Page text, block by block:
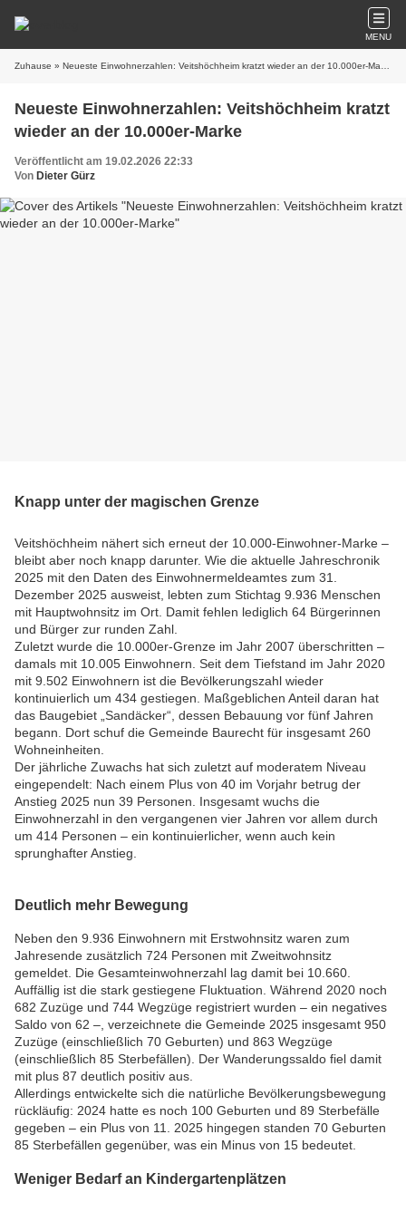
MENU
Zuhause » Neueste Einwohnerzahlen: Veitshöchheim kratzt wieder an der 10.000er-Marke
Neueste Einwohnerzahlen: Veitshöchheim kratzt
wieder an der 10.000er-Marke
Veröffentlicht am 19.02.2026 22:33
Von Dieter Gürz
Knapp unter der magischen Grenze
Veitshöchheim nähert sich erneut der 10.000-Einwohner-Marke –
bleibt aber noch knapp darunter. Wie die aktuelle Jahreschronik
2025 mit den Daten des Einwohnermeldeamtes zum 31.
Dezember 2025 ausweist, lebten zum Stichtag 9.936 Menschen
mit Hauptwohnsitz im Ort. Damit fehlen lediglich 64 Bürgerinnen
und Bürger zur runden Zahl.
Zuletzt wurde die 10.000er-Grenze im Jahr 2007 überschritten –
damals mit 10.005 Einwohnern. Seit dem Tiefstand im Jahr 2020
mit 9.502 Einwohnern ist die Bevölkerungszahl wieder
kontinuierlich um 434 gestiegen. Maßgeblichen Anteil daran hat
das Baugebiet „Sandäcker“, dessen Bebauung vor fünf Jahren
begann. Dort schuf die Gemeinde Baurecht für insgesamt 260
Wohneinheiten.
Der jährliche Zuwachs hat sich zuletzt auf moderatem Niveau
eingependelt: Nach einem Plus von 40 im Vorjahr betrug der
Anstieg 2025 nun 39 Personen. Insgesamt wuchs die
Einwohnerzahl in den vergangenen vier Jahren vor allem durch
um 414 Personen – ein kontinuierlicher, wenn auch kein
sprunghafter Anstieg.
Deutlich mehr Bewegung
Neben den 9.936 Einwohnern mit Erstwohnsitz waren zum
Jahresende zusätzlich 724 Personen mit Zweitwohnsitz
gemeldet. Die Gesamteinwohnerzahl lag damit bei 10.660.
Auffällig ist die stark gestiegene Fluktuation. Während 2020 noch
682 Zuzüge und 744 Wegzüge registriert wurden – ein negatives
Saldo von 62 –, verzeichnete die Gemeinde 2025 insgesamt 950
Zuzüge (einschließlich 70 Geburten) und 863 Wegzüge
(einschließlich 85 Sterbefällen). Der Wanderungssaldo fiel damit
mit plus 87 deutlich positiv aus.
Allerdings entwickelte sich die natürliche Bevölkerungsbewegung
rückläufig: 2024 hatte es noch 100 Geburten und 89 Sterbefälle
gegeben – ein Plus von 11. 2025 hingegen standen 70 Geburten
85 Sterbefällen gegenüber, was ein Minus von 15 bedeutet.
Weniger Bedarf an Kindergartenplätzen